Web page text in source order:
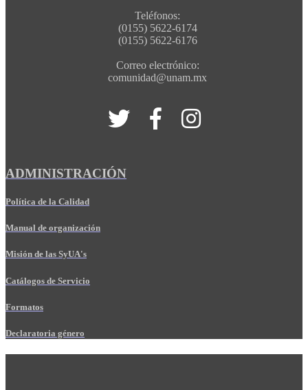
Teléfonos:
(0155) 5622-6174
(0155) 5622-6176
Correo electrónico:
comunidad@unam.mx
ADMINISTRACIÓN
Política de la Calidad
Manual de organización
Misión de las SyUA's
Catálogos de Servicio
Formatos
Declaratoria género